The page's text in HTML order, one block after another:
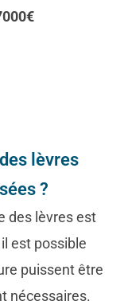
lèvres
?
des lèvres est
est possible
puissent être
nécessaires.